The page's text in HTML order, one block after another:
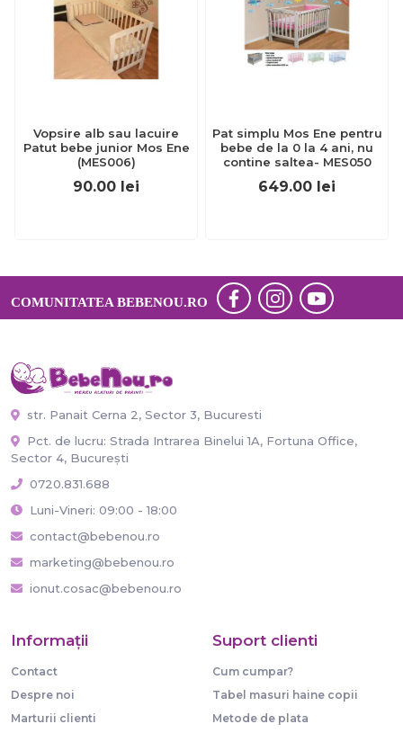
Vopsire alb sau lacuire
Patut bebe junior Mos Ene
(MES006)
90.00 lei
Pat simplu Mos Ene pentru
bebe de la 0 la 4 ani, nu
contine saltea- MES050
649.00 lei
COMUNITATEA BEBENOU.RO
str. Panait Cerna 2, Sector 3, Bucuresti
Pct. de lucru: Strada Intrarea Binelui 1A, Fortuna Office,
Sector 4, București
0720.831.688
Luni-Vineri: 09:00 - 18:00
contact@bebenou.ro
marketing@bebenou.ro
ionut.cosac@bebenou.ro
Informaţii
Contact
Despre noi
Marturii clienti
Suport clienti
Cum cumpar?
Tabel masuri haine copii
Metode de plata